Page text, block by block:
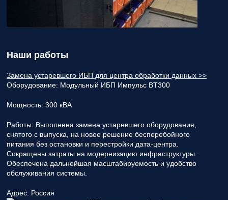
Наши работы
Замена устаревшего ИБП для центра обработки данных >>
Оборудование: Модульный ИБП Импульс BT300
Мощность: 300 кВА
Работы: Выполнена замена устаревшего оборудования,
снятого с выпуска, на новое решение бесперебойного
питания без остановки и перестройки дата-центра.
Сокращены затраты на модернизацию инфраструктуры.
Обеспечена дальнейшая масштабируемость и удобство
обслуживания системы.
Адрес: Россия